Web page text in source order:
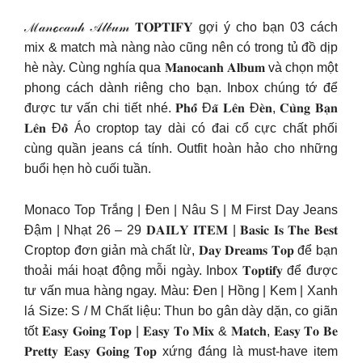
ℳ𝒶𝓃ℴ𝒸𝒶𝓃𝒽 𝒜𝓁𝒷𝓊𝓂 𝐓𝐎𝐏𝐓𝐈𝐅𝐘 gợi ý cho bạn 03 cách
mix & match mà nàng nào cũng nên có trong tủ đồ dịp
hè này. Cùng nghía qua 𝐌𝐚𝐧𝐨𝐜𝐚𝐧𝐡 𝐀𝐥𝐛𝐮𝐦 và chọn một
phong cách dành riêng cho bạn. Inbox chúng tớ để
được tư vấn chi tiết nhé. 𝐏𝐡𝐨̂́ Đ𝐚̃ 𝐋𝐞̂𝐧 Đ𝐞̀𝐧, 𝐂𝐮̀𝐧𝐠 𝐁𝐚̣𝐧
𝐋𝐞̂𝐧 Đ𝐨̂̀ Áo croptop tay dài có đai cổ cực chất phối
cùng quần jeans cá tính. Outfit hoàn hảo cho những
buổi hẹn hò cuối tuần.
Monaco Top Trắng | Đen | Nâu S | M First Day Jeans
Đậm | Nhạt 26 – 29 𝐃𝐀𝐈𝐋𝐘 𝐈𝐓𝐄𝐌 | 𝐁𝐚𝐬𝐢𝐜 𝐈𝐬 𝐓𝐡𝐞 𝐁𝐞𝐬𝐭
Croptop đơn giản mà chất lừ, 𝐃𝐚𝐲 𝐃𝐫𝐞𝐚𝐦𝐬 𝐓𝐨𝐩 để bạn
thoải mái hoạt động mỗi ngày. Inbox 𝐓𝐨𝐩𝐭𝐢𝐟𝐲 để được
tư vấn mua hàng ngay. Màu: Đen | Hồng | Kem | Xanh
lá Size: S / M Chất liệu: Thun bo gân dày dặn, co giãn
tốt 𝐄𝐚𝐬𝐲 𝐆𝐨𝐢𝐧𝐠 𝐓𝐨𝐩 | 𝐄𝐚𝐬𝐲 𝐓𝐨 𝐌𝐢𝐱 & 𝐌𝐚𝐭𝐜𝐡, 𝐄𝐚𝐬𝐲 𝐓𝐨 𝐁𝐞
𝐏𝐫𝐞𝐭𝐭𝐲 𝐄𝐚𝐬𝐲 𝐆𝐨𝐢𝐧𝐠 𝐓𝐨𝐩 xứng đáng là must-have item